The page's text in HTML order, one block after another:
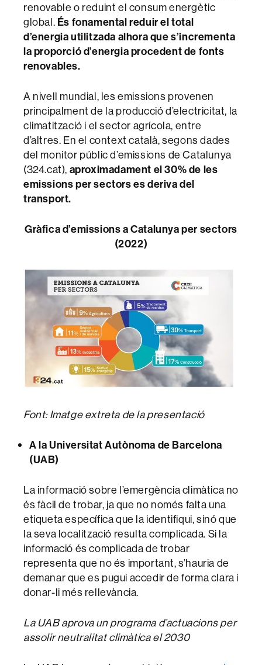
renovable o reduint el consum energètic
global. És fonamental reduir el total
d’energia utilitzada alhora que s’incrementa
la proporció d’energia procedent de fonts
renovables.
A nivell mundial, les emissions provenen
principalment de la producció d’electricitat, la
climatització i el sector agrícola, entre
d’altres. En el context català, segons dades
del monitor públic d’emissions de Catalunya
(324.cat), aproximadament el 30% de les
emissions per sectors es deriva del
transport.
Gràfica d’emissions a Catalunya per sectors
(2022)
Font: Imatge extreta de la presentació
A la Universitat Autònoma de Barcelona
(UAB)
La informació sobre l’emergència climàtica no
és fàcil de trobar, ja que no només falta una
etiqueta específica que la identifiqui, sinó que
la seva localització resulta complicada. Si la
informació és complicada de trobar
representa que no és important, s’hauria de
demanar que es pugui accedir de forma clara i
donar-li més rellevància.
La UAB aprova un programa d’actuacions per
assolir neutralitat climàtica el 2030